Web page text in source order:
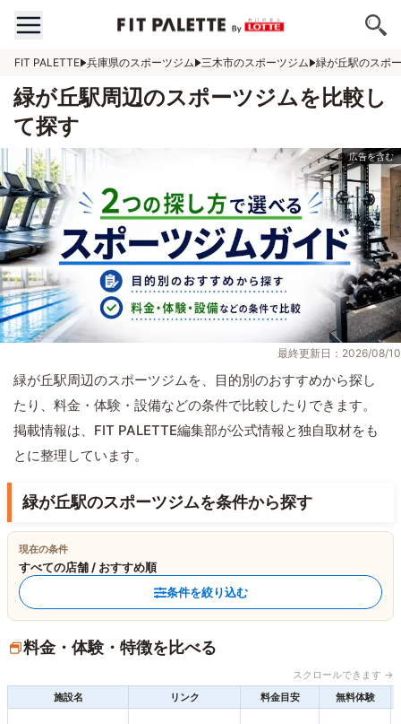
FIT PALETTE 兵庫県のスポーツジム 三木市のスポーツジム 緑が丘駅のスポ
緑が丘駅周辺のスポーツジムを比較し
て探す
最終更新日：2026/08/10
緑が丘駅周辺のスポーツジムを、目的別のおすすめから探し
たり、料金・体験・設備などの条件で比較したりできます。
掲載情報は、FIT PALETTE編集部が公式情報と独自取材をも
とに整理しています。
緑が丘駅のスポーツジムを条件から探す
現在の条件
すべての店舗 / おすすめ順
条件を絞り込む
料金・体験・特徴を比べる
スクロールできます →
施設名
リンク 料金目安 無料体験